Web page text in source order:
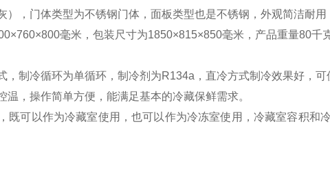
），门体类型为不锈钢门体，面板类型也是不锈钢，外观简洁耐用
毫米，包装尺寸为1850×815×850毫米，产品重量80千克
，制冷循环为单循环，制冷剂为R134a，直冷方式制冷效果好，可
温，操作简单方便，能满足基本的冷藏保鲜需求。
既可以作为冷藏室使用，也可以作为冷冻室使用，冷藏室容积和